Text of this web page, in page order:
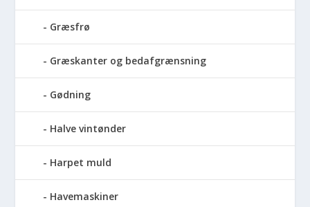
Græsfrø
Græskanter og bedafgrænsning
Gødning
Halve vintønder
Harpet muld
Havemaskiner